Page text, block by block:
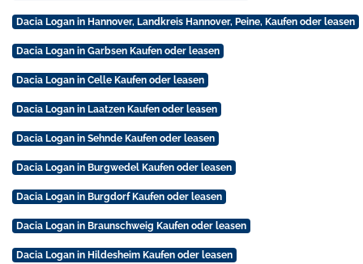
Dacia Logan in Hannover, Landkreis Hannover, Peine, Kaufen oder leasen
Dacia Logan in Garbsen Kaufen oder leasen
Dacia Logan in Celle Kaufen oder leasen
Dacia Logan in Laatzen Kaufen oder leasen
Dacia Logan in Sehnde Kaufen oder leasen
Dacia Logan in Burgwedel Kaufen oder leasen
Dacia Logan in Burgdorf Kaufen oder leasen
Dacia Logan in Braunschweig Kaufen oder leasen
Dacia Logan in Hildesheim Kaufen oder leasen